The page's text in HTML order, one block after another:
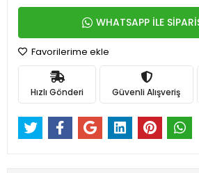
WHATSAPP İLE
Favorilerime ekle
Hızlı Gönderi Güvenli Alışveriş